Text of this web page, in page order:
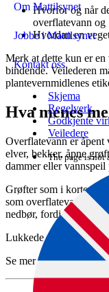
Om Mattilsynet
Jobbe i Mattilsynet
Kontakt oss
Skjema
Regelverk
Godkjente
Veiledere
The page is
Hvorfor og når
overflatevann og
Hvordan en
Merk at dette kun er
bindende. Veilederen
plantevernmidlenes
Hva menes
Overflatevann er åpent
elver, bekker, åpne
dammer eller
Grøfter som i korte
som overflatevann når
nedbør, fordi dette vil
Lukkede grøfter,
Se mer informasjon i